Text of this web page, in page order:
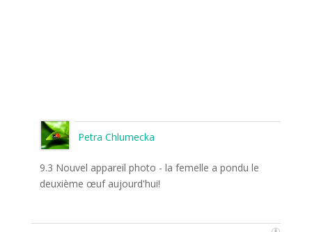
Petra Chlumecka
9.3 Nouvel appareil photo - la femelle a pondu le
deuxième œuf aujourd'hui!